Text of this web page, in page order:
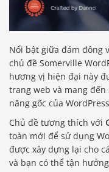
Nổi bật giữa đám đông
chủ đề Somerville
hương vị hiện đại này
trang web và mang
năng gốc của
Chủ đề tương thích với
toàn mới để sử dụng
được xây dựng lại cho
và bạn có thể tận